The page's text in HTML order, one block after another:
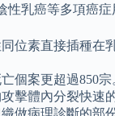
乳癌等多項癌
位素直接插種
個案更超過850宗
擊體內分裂快速
做病理診斷的部